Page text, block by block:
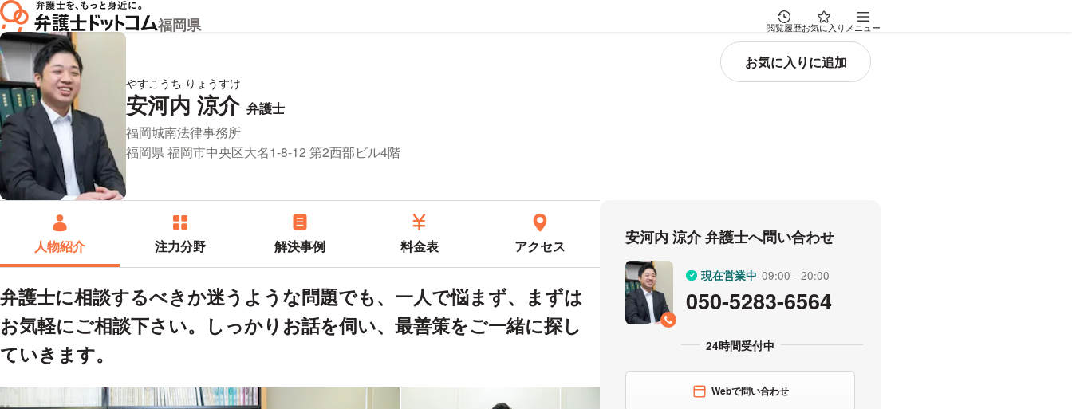
福岡県 閲覧履歴お気に入り メニュー
やすこうち りょうすけ
安河内 涼介 弁護士
所属事務所：
福岡城南法律事務所
所在地：
福岡県 福岡市中央区大名1-8-12 第2西部ビル4階
人物紹介 注力分野 解決事例 料金表 アクセス
弁護士に相談するべきか迷うような問題でも、一人で悩まず、まずは
お気軽にご相談下さい。しっかりお話を伺い、最善策をご一緒に探し
ていきます。
安河内 涼介 弁護士へ問い合わせ
現在営業中 受付時間
09:00 20:00
050-5283-6564
Webで問い合わせ